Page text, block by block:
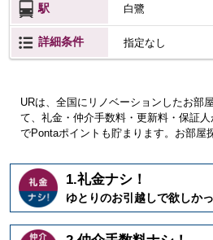
駅 白鷺
詳細条件 指定なし
URは、全国にリノベーションしたお部
て、礼金・仲介手数料・更新料・保証
でPontaポイントも貯まります。お部屋
1.礼金ナシ！
ゆとりのお引越しで欲しか